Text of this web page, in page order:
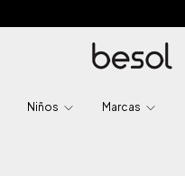
Niños Marcas